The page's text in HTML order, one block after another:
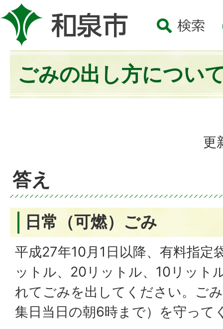
ごみの出し方につい
更
答え
日常（可燃）ごみ
平成27年10月1日以降、有料指
ットル、20リットル、10リット
れてごみを出してください。ご
集日当日の朝6時まで）を守って